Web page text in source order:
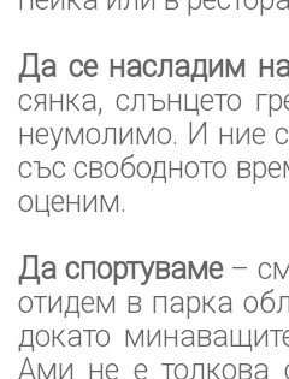
Да се насладим
сянка, слънцето
неумолимо. И ние
със свободното
оценим.
Да спортуваме–
отидем в парка
докато
Ами не е толкова